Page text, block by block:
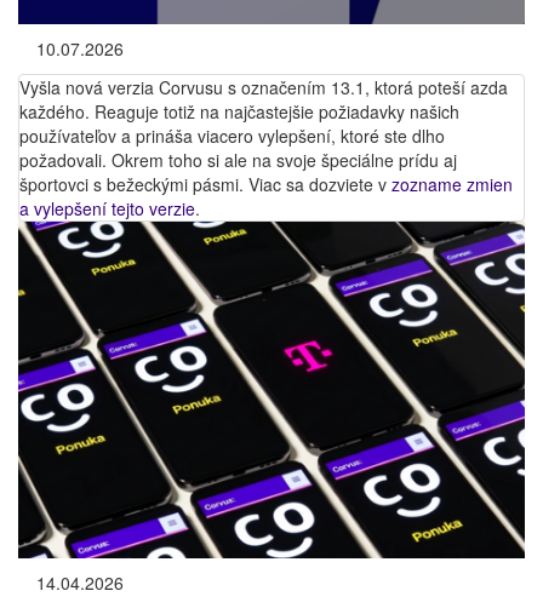
10.07.2026
Vyšla nová verzia Corvusu s označením 13.1, ktorá poteší azda
každého. Reaguje totiž na najčastejšie požiadavky našich
používateľov a prináša viacero vylepšení, ktoré ste dlho
požadovali. Okrem toho si ale na svoje špeciálne prídu aj
športovci s bežeckými pásmi. Viac sa dozviete v zozname zmien
a vylepšení tejto verzie.
14.04.2026